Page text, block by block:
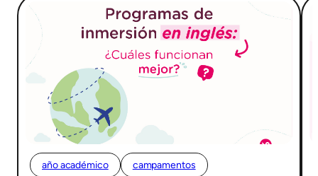
año académico campamentos